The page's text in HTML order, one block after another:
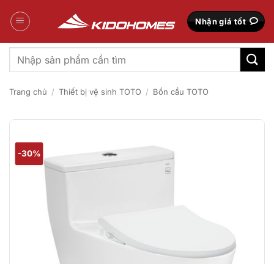
qua
Nhận giá tốt
Tìm
kiếm:
Trang chủ / Thiết bị vệ sinh TOTO / Bồn cầu TOTO
-30%